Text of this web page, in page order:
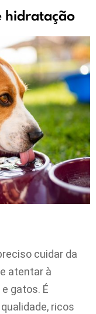
hidratação
cuidar da
atentar à
gatos. É
ricos